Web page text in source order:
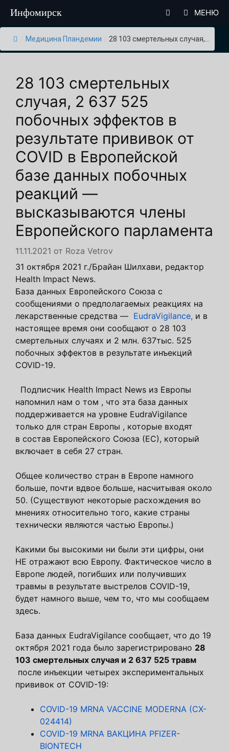
содержимому
Инфомирск МЕНЮ
Медицина Пландемии 28 103 смертельных случая,...
28 103 смертельных
случая, 2 637 525
побочных эффектов в
результате прививок от
COVID в Европейской
базе данных побочных
реакций —
высказываются члены
Европейского парламента
11.11.2021 от Roza Vetrov
31 октября 2021 г./Брайан Шилхави, редактор
Health Impact News.
База данных Европейского Союза с
сообщениями о предполагаемых реакциях на
лекарственные средства — EudraVigilance, и в
настоящее время они сообщают о 28 103
смертельных случаях и 2 млн. 637тыс. 525
побочных эффектов в результате инъекций
COVID-19.
Подписчик Health Impact News из Европы
напомнил нам о том , что эта база данных
поддерживается на уровне EudraVigilance
только для стран Европы , которые входят
в состав Европейского Союза (ЕС), который
включает в себя 27 стран.
Общее количество стран в Европе намного
больше, почти вдвое больше, насчитывая около
50. (Существуют некоторые расхождения во
мнениях относительно того, какие страны
технически являются частью Европы.)
Какими бы высокими ни были эти цифры, они
НЕ отражают всю Европу. Фактическое число в
Европе людей, погибших или получивших
травмы в результате выстрелов COVID-19,
будет намного выше, чем то, что мы сообщаем
здесь.
База данных EudraVigilance сообщает, что до 19
октября 2021 года было зарегистрировано 28
103 смертельных случая и 2 637 525 травм
после инъекции четырех экспериментальных
прививок от COVID-19:
COVID-19 MRNA VACCINE MODERNA (CX-
024414)
COVID-19 MRNA ВАКЦИНА PFIZER-
BIONTECH